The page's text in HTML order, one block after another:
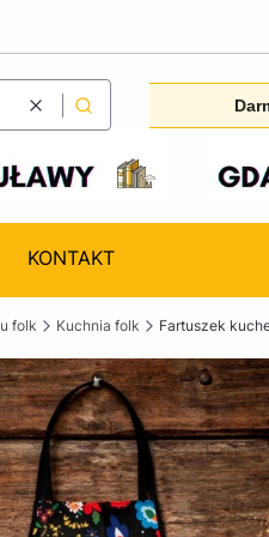
WyczyśćSzukaj
KONTAKT
folk Kuchnia folk Fartuszek